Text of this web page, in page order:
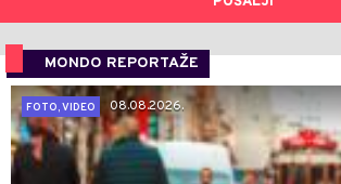
MONDO REPORTAŽE
FOTO, VIDEO
08.08.2026.